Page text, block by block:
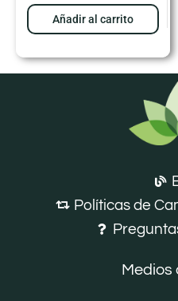
Añadir al carrito
Políticas de
Medios